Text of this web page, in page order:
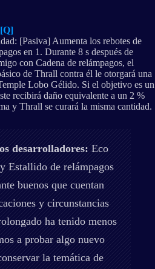
[Pasiva] Aumenta los rebotes de
en 1. Durante 8 s después de
con Cadena de relámpagos, el
de Thrall contra él le otorgará una
Lobo Gélido. Si el objetivo es un
recibirá daño equivalente a un 2 %
y Thrall se curará la misma cantidad.
desarrolladores: Eco
Estallido de relámpagos
buenos que cuentan
y circunstancias
ha tenido menos
a probar algo nuevo
la temática de